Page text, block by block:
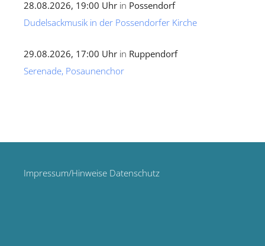
28.08.2026, 19:00 Uhr in Possendorf
Dudelsackmusik in der Possendorfer Kirche
29.08.2026, 17:00 Uhr in Ruppendorf
Serenade, Posaunenchor
Impressum/Hinweise Datenschutz